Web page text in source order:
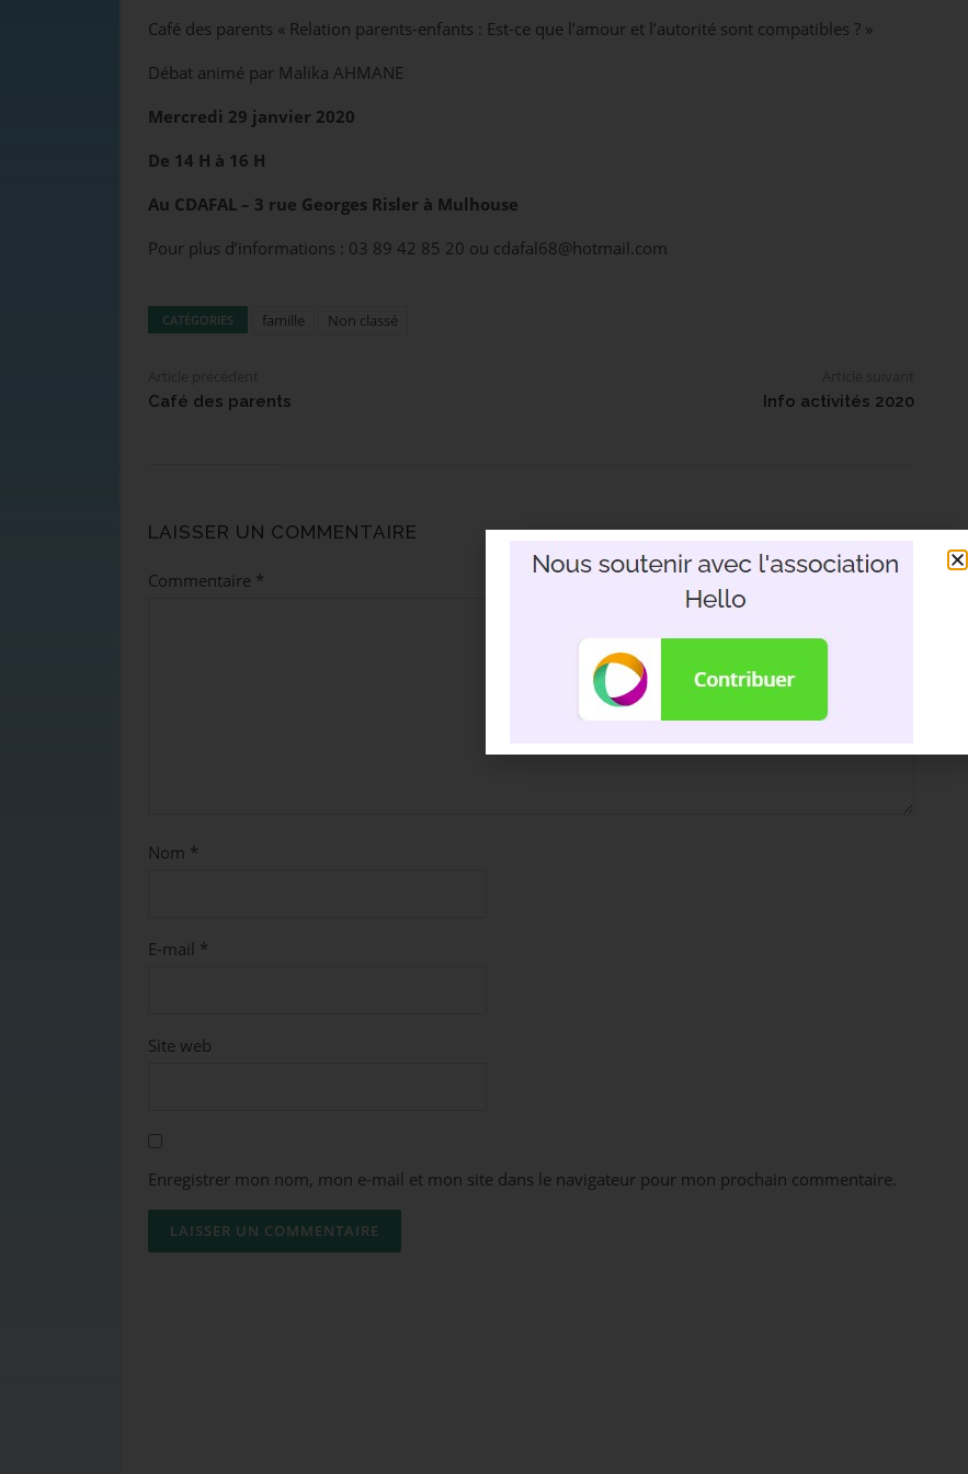
Café des parents « Relation parents-enfants : Est-ce que l’amour et l’autorité sont compatibles ? »
Débat animé par Malika AHMANE
Mercredi 29 janvier 2020
De 14 H à 16 H
Au CDAFAL – 3 rue Georges Risler à Mulhouse
Pour plus d’informations : 03 89 42 85 20 ou cdafal68@hotmail.com
CATÉGORIES famille Non classé
Café des parents
Info activités 2020
LAISSER UN COMMENTAIRE
Commentaire *
Nom *
E-mail *
Site web
Enregistrer mon nom, mon e-mail et mon site dans le navigateur pour mon prochain commentaire.